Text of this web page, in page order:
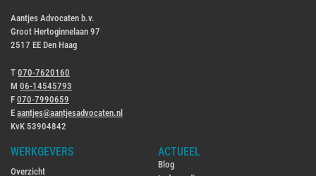
Aantjes Advocaten b.v.
Groot Hertoginnelaan 97
2517 EE Den Haag
T 070-7620160
M 06-14545793
F 070-7990659
E aantjes@aantjesadvocaten.nl
KvK 53904842
WERKGEVERS
Overzicht
ACTUEEL
Blog